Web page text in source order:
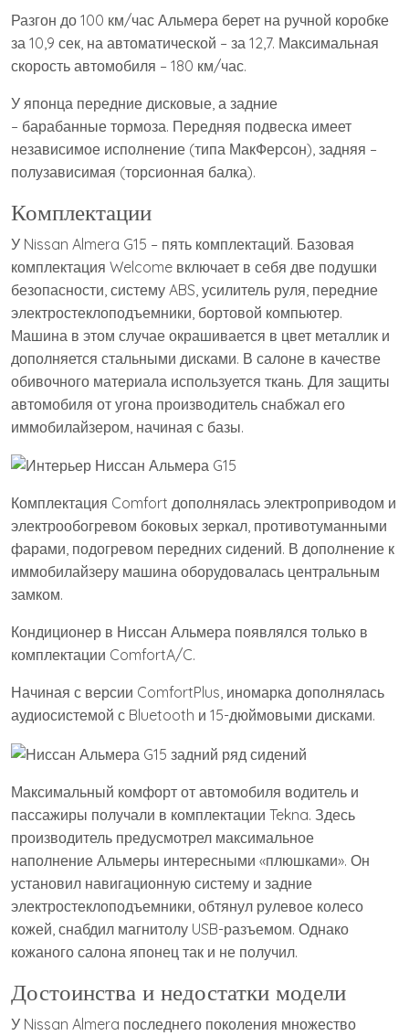
Разгон до 100 км/час Альмера берет на ручной коробке
за 10,9 сек, на автоматической – за 12,7. Максимальная
скорость автомобиля – 180 км/час.
У японца передние дисковые, а задние
– барабанные тормоза. Передняя подвеска имеет
независимое исполнение (типа МакФерсон), задняя –
полузависимая (торсионная балка).
Комплектации
У Nissan Almera G15 – пять комплектаций. Базовая
комплектация Welcome включает в себя две подушки
безопасности, систему ABS, усилитель руля, передние
электростеклоподъемники, бортовой компьютер.
Машина в этом случае окрашивается в цвет металлик и
дополняется стальными дисками. В салоне в качестве
обивочного материала используется ткань. Для защиты
автомобиля от угона производитель снабжал его
иммобилайзером, начиная с базы.
Комплектация Comfort дополнялась электроприводом и
электрообогревом боковых зеркал, противотуманными
фарами, подогревом передних сидений. В дополнение к
иммобилайзеру машина оборудовалась центральным
замком.
Кондиционер в Ниссан Альмера появлялся только в
комплектации ComfortA/C.
Начиная с версии ComfortPlus, иномарка дополнялась
аудиосистемой с Bluetooth и 15-дюймовыми дисками.
Максимальный комфорт от автомобиля водитель и
пассажиры получали в комплектации Tekna. Здесь
производитель предусмотрел максимальное
наполнение Альмеры интересными «плюшками». Он
установил навигационную систему и задние
электростеклоподъемники, обтянул рулевое колесо
кожей, снабдил магнитолу USB-разъемом. Однако
кожаного салона японец так и не получил.
Достоинства и недостатки модели
У Nissan Almera последнего поколения множество